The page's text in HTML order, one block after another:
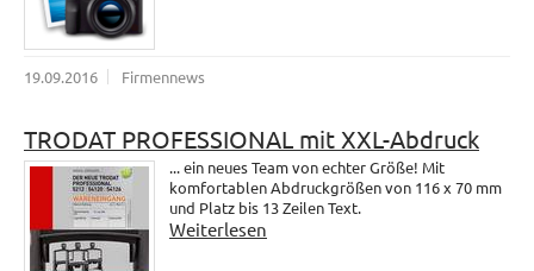
19.09.2016 Firmennews
TRODAT PROFESSIONAL mit XXL-Abdruck
... ein neues Team von echter Größe! Mit
komfortablen Abdruckgrößen von 116 x 70 mm
und Platz bis 13 Zeilen Text.
Weiterlesen